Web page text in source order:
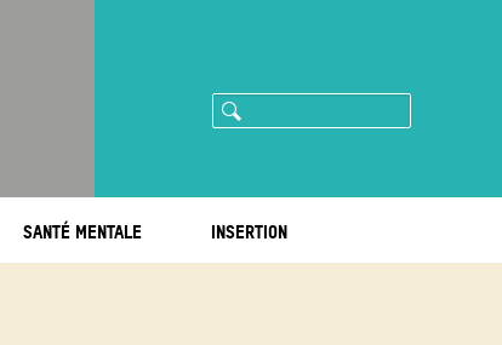
Rechercher
SANTÉ MENTALE INSERTION